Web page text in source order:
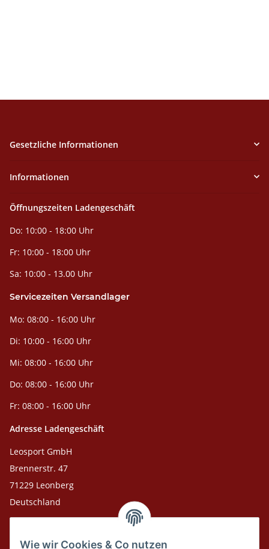
Wie wir Cookies & Co nutzen
Gesetzliche Informationen
Informationen
Öffnungszeiten Ladengeschäft
Do: 10:00 - 18:00 Uhr
Fr: 10:00 - 18:00 Uhr
Sa: 10:00 - 13.00 Uhr
Servicezeiten Versandlager
Mo: 08:00 - 16:00 Uhr
Di: 10:00 - 16:00 Uhr
Mi: 08:00 - 16:00 Uhr
Do: 08:00 - 16:00 Uhr
Fr: 08:00 - 16:00 Uhr
Adresse Ladengeschäft
Leosport GmbH
Brennerstr. 47
71229 Leonberg
Deutschland
Leosport GmbH